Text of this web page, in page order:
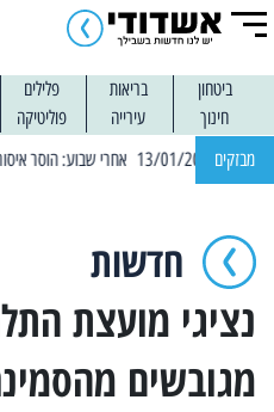
ביטחון בריאות פלילים
חינוך
עירייה פוליטיקה
מבזקים
חדשות
נציגי מועצת
מגובשים